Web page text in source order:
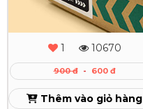
1 10670
900 đ - 600 đ
Thêm vào giỏ hàng